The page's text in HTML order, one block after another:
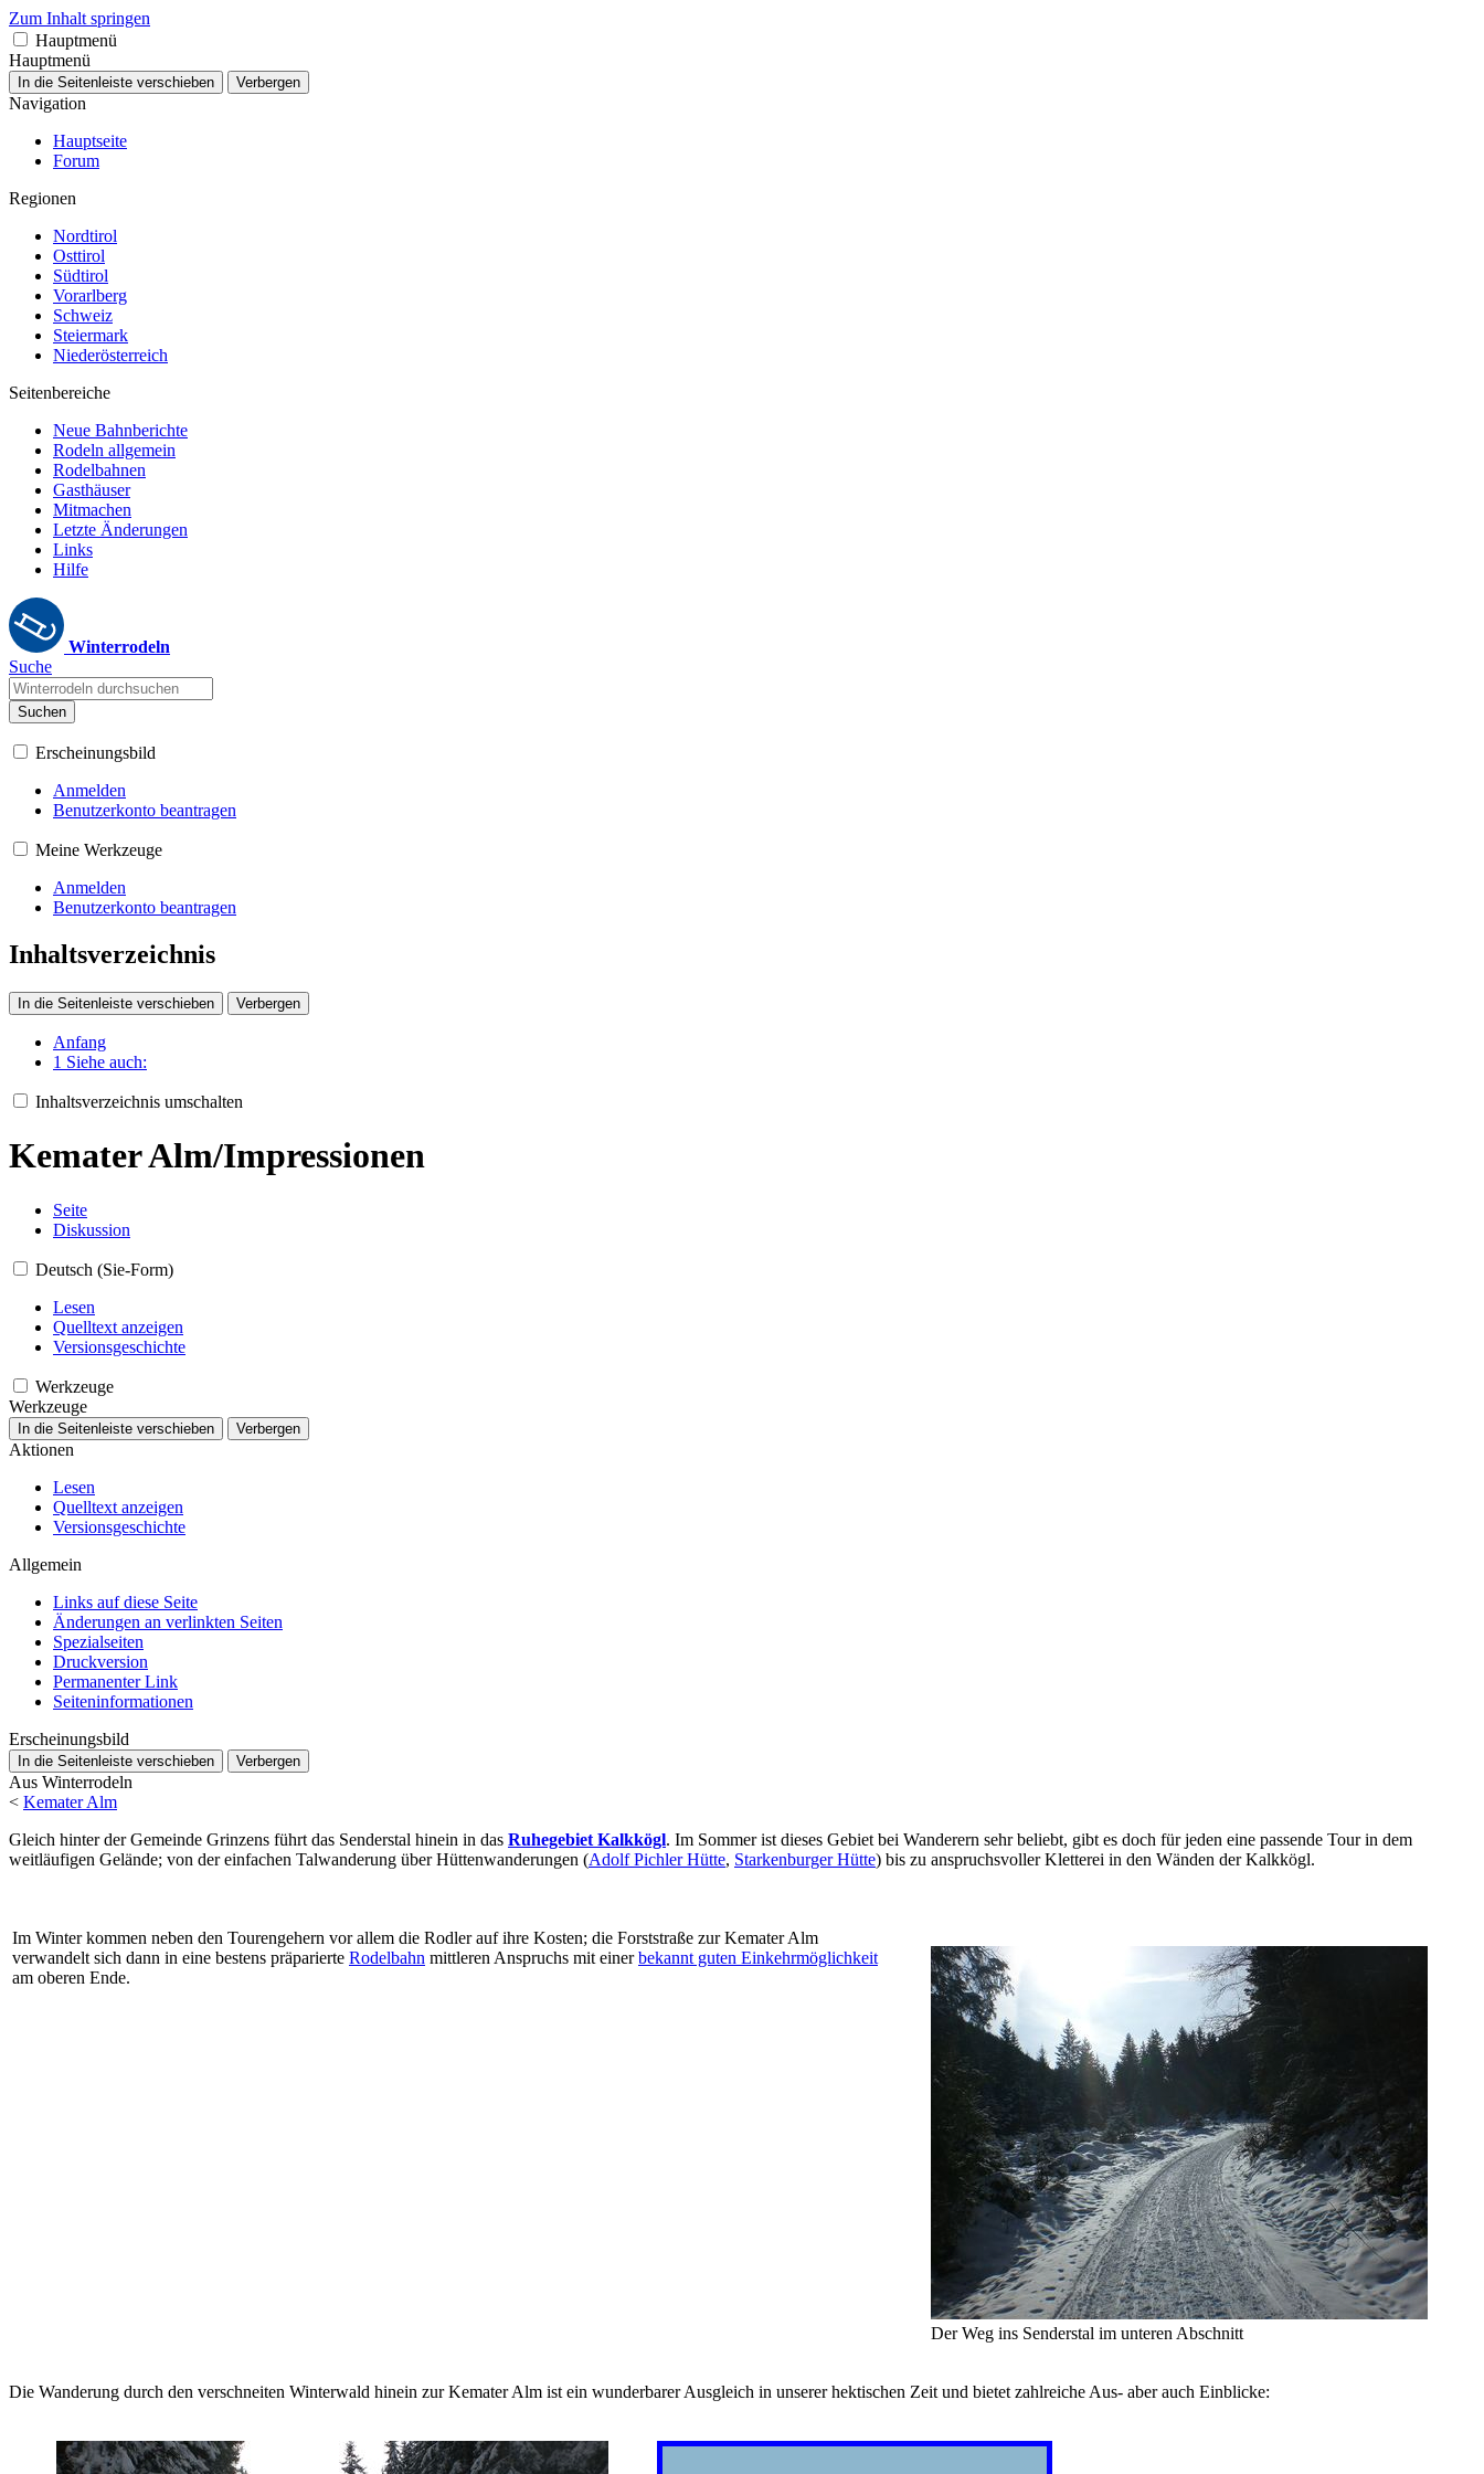
Zum Inhalt springen
Hauptmenü
Hauptmenü
In die Seitenleiste verschieben Verbergen
Navigation
Hauptseite
Forum
Regionen
Nordtirol
Osttirol
Südtirol
Vorarlberg
Schweiz
Steiermark
Niederösterreich
Seitenbereiche
Neue Bahnberichte
Rodeln allgemein
Rodelbahnen
Gasthäuser
Mitmachen
Letzte Änderungen
Links
Hilfe
Winterrodeln
Suche
Suchen
Erscheinungsbild
Anmelden
Benutzerkonto beantragen
Meine Werkzeuge
Anmelden
Benutzerkonto beantragen
Inhaltsverzeichnis
In die Seitenleiste verschieben Verbergen
Anfang
1 Siehe auch:
Inhaltsverzeichnis umschalten
Kemater Alm/Impressionen
Seite
Diskussion
Deutsch (Sie-Form)
Lesen
Quelltext anzeigen
Versionsgeschichte
Werkzeuge
Werkzeuge
In die Seitenleiste verschieben Verbergen
Aktionen
Lesen
Quelltext anzeigen
Versionsgeschichte
Allgemein
Links auf diese Seite
Änderungen an verlinkten Seiten
Spezialseiten
Druckversion
Permanenter Link
Seiten­­informationen
Erscheinungsbild
In die Seitenleiste verschieben Verbergen
Aus Winterrodeln
< Kemater Alm
Gleich hinter der Gemeinde Grinzens führt das Senderstal hinein in das Ruhegebiet Kalkkögl. Im Sommer ist dieses Gebiet bei Wanderern sehr beliebt, gibt es doch für jeden eine passende Tour in dem
weitläufigen Gelände; von der einfachen Talwanderung über Hüttenwanderungen (Adolf Pichler Hütte, Starkenburger Hütte) bis zu anspruchsvoller Kletterei in den Wänden der Kalkkögl.
Im Winter kommen neben den Tourengehern vor allem die Rodler auf ihre Kosten; die Forststraße zur Kemater Alm
verwandelt sich dann in eine bestens präparierte Rodelbahn mittleren Anspruchs mit einerbekannt guten Einkehrmöglichkeit
am oberen Ende.
Der Weg ins Senderstal im unteren Abschnitt
Die Wanderung durch den verschneiten Winterwald hinein zur Kemater Alm ist ein wunderbarer Ausgleich in unserer hektischen Zeit und bietet zahlreiche Aus- aber auch Einblicke: